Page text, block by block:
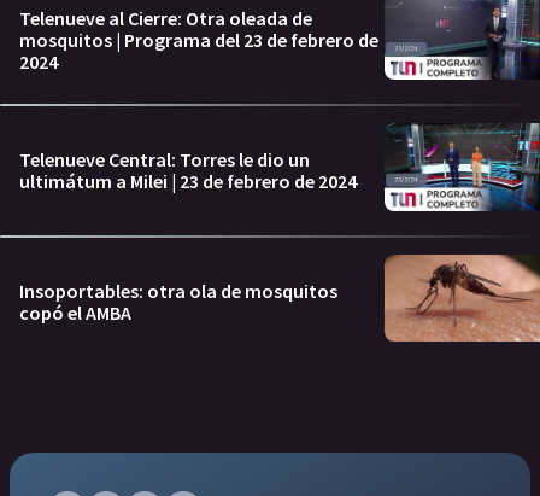
Telenueve al Cierre: Otra oleada de
mosquitos | Programa del 23 de febrero de
2024
Telenueve Central: Torres le dio un
ultimátum a Milei | 23 de febrero de 2024
Insoportables: otra ola de mosquitos
copó el AMBA